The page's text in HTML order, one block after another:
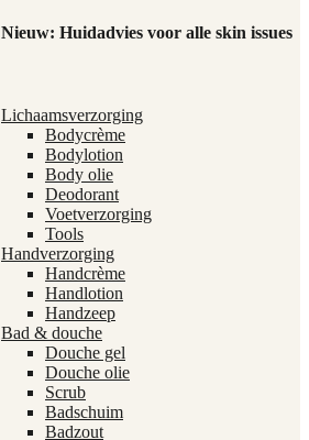
Nieuw: Huidadvies voor alle skin issues
Lichaamsverzorging
Bodycrème
Bodylotion
Body olie
Deodorant
Voetverzorging
Tools
Handverzorging
Handcrème
Handlotion
Handzeep
Bad & douche
Douche gel
Douche olie
Scrub
Badschuim
Badzout